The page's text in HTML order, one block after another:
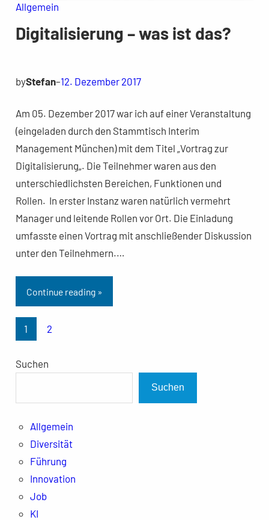
Allgemein
Digitalisierung – was ist das?
byStefan–12. Dezember 2017
Am 05. Dezember 2017 war ich auf einer Veranstaltung
(eingeladen durch den Stammtisch Interim
Management München) mit dem Titel „Vortrag zur
Digitalisierung„. Die Teilnehmer waren aus den
unterschiedlichsten Bereichen, Funktionen und
Rollen. In erster Instanz waren natürlich vermehrt
Manager und leitende Rollen vor Ort. Die Einladung
umfasste einen Vortrag mit anschließender Diskussion
unter den Teilnehmern.…
Continue reading »
1 2
Suchen
Suchen
Allgemein
Diversität
Führung
Innovation
Job
KI